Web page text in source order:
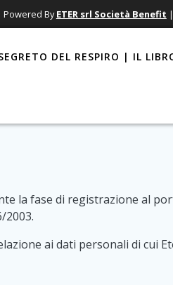
Powered ByETER srl Società Benefit
DEL RESPIRO | IL
la fase di registrazione al
2003.
ai dati personali di cui